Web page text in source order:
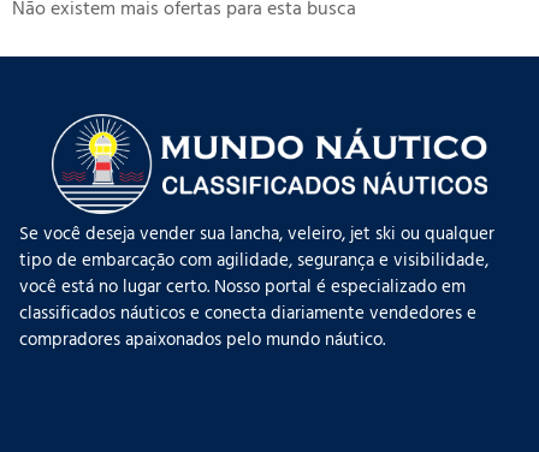
Não existem mais ofertas para esta busca
Se você deseja vender sua lancha, veleiro, jet ski ou qualquer
tipo de embarcação com agilidade, segurança e visibilidade,
você está no lugar certo. Nosso portal é especializado em
classificados náuticos e conecta diariamente vendedores e
compradores apaixonados pelo mundo náutico.